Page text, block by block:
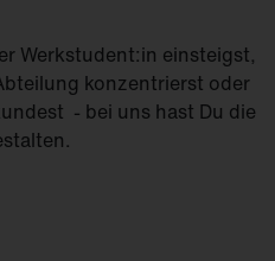
Werkstudent:in einsteigst,
konzentrierst oder
- bei uns hast Du die